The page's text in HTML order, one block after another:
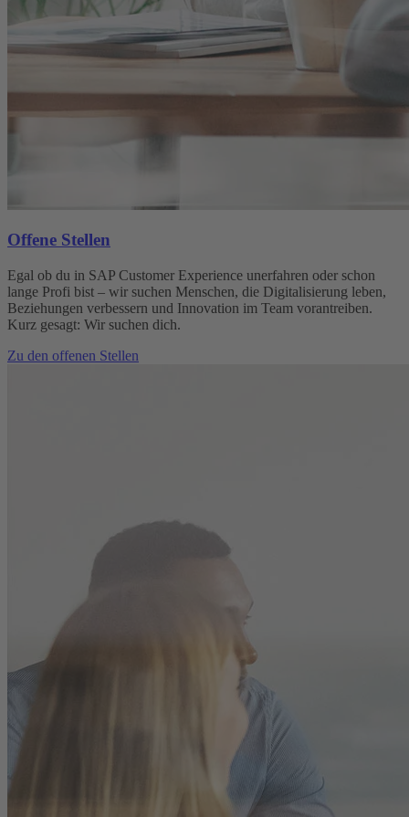
Offene Stellen
Egal ob du in SAP Customer Experience unerfahren oder schon
lange Profi bist – wir suchen Menschen, die Digitalisierung leben,
Beziehungen verbessern und Innovation im Team vorantreiben.
Kurz gesagt: Wir suchen dich.
Zu den offenen Stellen